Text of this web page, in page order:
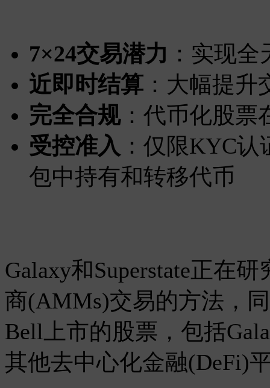
7×24交易潜力 ：实现
近即时结算 ：大幅提升
完全合规：代币化股票
受控准入 ：仅限KYC
包中持有和转移代币
Galaxy和Superstate正在
商(AMMs)交易的方法，
Bell上市的股票，包括
其他去中心化金融(DeFi)